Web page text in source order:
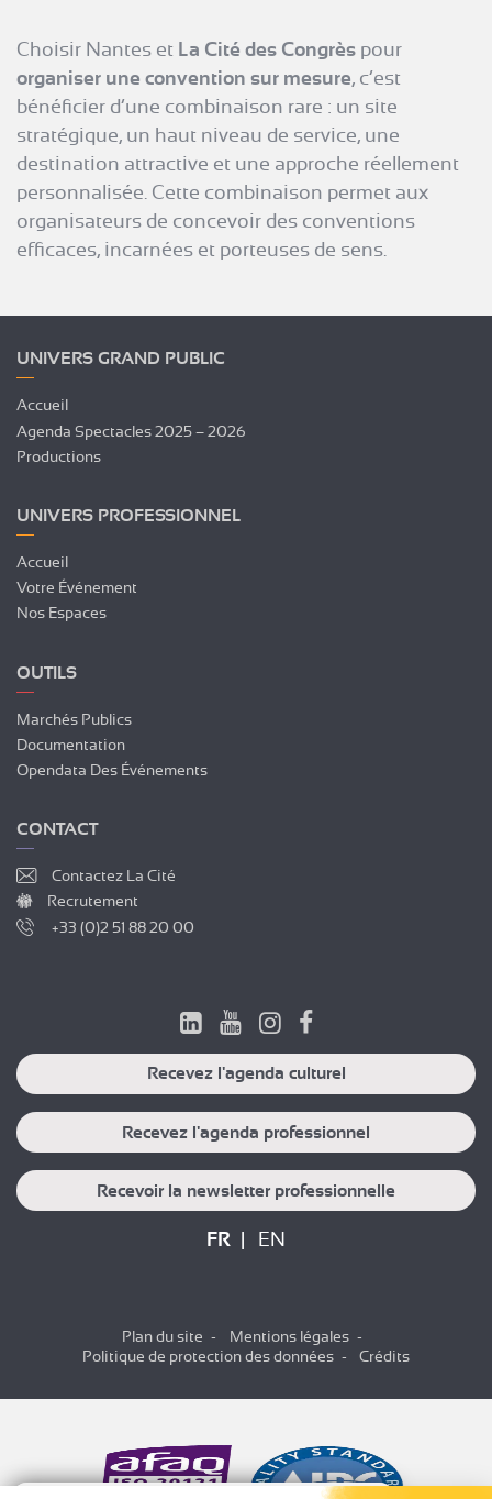
Choisir Nantes et La Cité des Congrès pour
organiser une convention sur mesure, c’est
bénéficier d’une combinaison rare : un site
stratégique, un haut niveau de service, une
destination attractive et une approche réellement
personnalisée. Cette combinaison permet aux
organisateurs de concevoir des conventions
efficaces, incarnées et porteuses de sens.
UNIVERS GRAND PUBLIC
Accueil
Agenda Spectacles 2025 – 2026
Productions
UNIVERS PROFESSIONNEL
Accueil
Votre Événement
Nos Espaces
OUTILS
Marchés Publics
Documentation
Opendata Des Événements
CONTACT
Contactez La Cité
Recrutement
+33 (0)2 51 88 20 00
Recevez l'agenda culturel
Recevez l'agenda professionnel
Recevoir la newsletter professionnelle
FR EN
Plan du site
Mentions légales
Politique de protection des données
Crédits